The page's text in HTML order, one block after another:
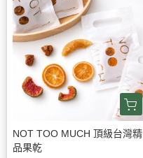
NOT TOO MUCH 頂級台灣精
品果乾